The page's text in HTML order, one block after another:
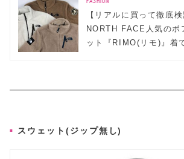
【リアルに買って徹底
NORTH FACE人気のボ
ット『RIMO(リモ)』着
スウェット(ジップ無し)